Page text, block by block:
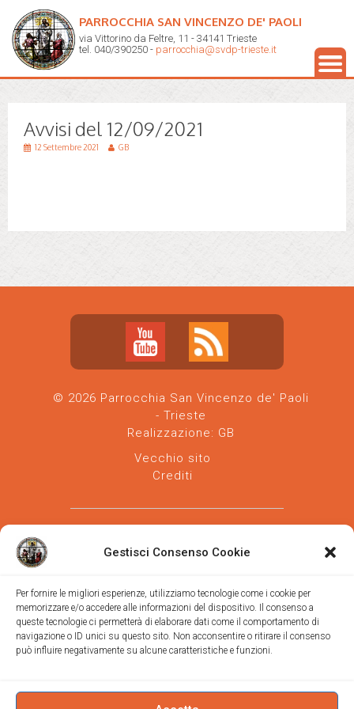
Gestisci Consenso Cookie
Per fornire le migliori esperienze, utilizziamo tecnologie come i cookie per
memorizzare e/o accedere alle informazioni del dispositivo. Il consenso a
queste tecnologie ci permetterà di elaborare dati come il comportamento di
navigazione o ID unici su questo sito. Non acconsentire o ritirare il consenso
può influire negativamente su alcune caratteristiche e funzioni.
PARROCCHIA SAN VINCENZO DE' PAOLI
via Vittorino da Feltre, 11 - 34141 Trieste
tel. 040/390250 - parrocchia@svdp-trieste.it
Avvisi del 12/09/2021
12 Settembre 2021 GB
© 2026 Parrocchia San Vincenzo de' Paoli
- Trieste
Realizzazione: GB
Vecchio sito
Crediti
Parrocchia san Vincenzo de' Paoli-Diocesi
di Trieste
via Vittorino da Feltre, 11 (chiesa)
Trieste